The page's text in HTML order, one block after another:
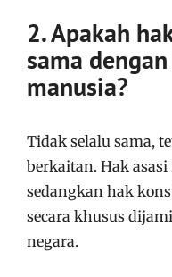
2. Apakah
sama
manusia?
Tidak selalu sama,
berkaitan. Hak
sedangkan hak
secara khusus
negara.